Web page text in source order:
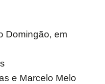
Domingão, em
e Marcelo Melo